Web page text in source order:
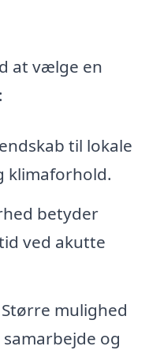
at vælge en
til lokale
klimaforhold.
betyder
ved akutte
Større mulighed
og